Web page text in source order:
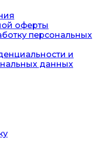
оферты
персональных
и
данных